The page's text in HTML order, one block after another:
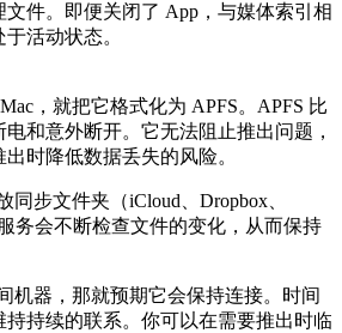
文件。即便关闭了 App，与媒体索引相
活动状态。
，就把它格式化为 APFS。APFS 比
和意外断开。它无法阻止推出问题，
时降低数据丢失的风险。
同步文件夹（iCloud、Dropbox、
务会不断检查文件的变化，从而保持
机器，那就预期它会保持连接。时间
持续的联系。你可以在需要推出时临